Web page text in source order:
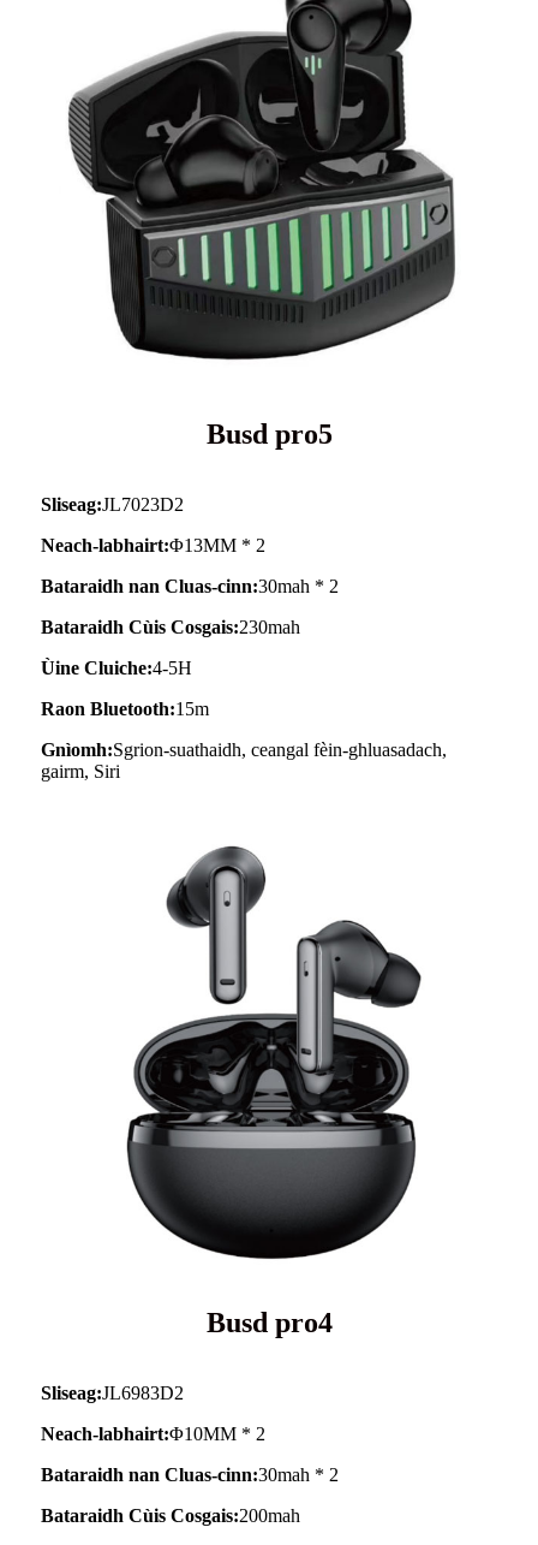
Busd pro5
Sliseag:JL7023D2
Neach-labhairt:Φ13MM * 2
Bataraidh nan Cluas-cinn:30mah * 2
Bataraidh Cùis Cosgais:230mah
Ùine Cluiche:4-5H
Raon Bluetooth:15m
Gnìomh:Sgrion-suathaidh, ceangal fèin-ghluasadach,
gairm, Siri
Busd pro4
Sliseag:JL6983D2
Neach-labhairt:Φ10MM * 2
Bataraidh nan Cluas-cinn:30mah * 2
Bataraidh Cùis Cosgais:200mah